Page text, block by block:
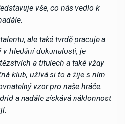
vše, co nás vedlo k
ale také tvrdě pracuje a
v hledání dokonalosti, je
a titulech a také vždy
klub, užívá si to a žije s ním
vzor pro naše hráče.
a nadále získává náklonnost